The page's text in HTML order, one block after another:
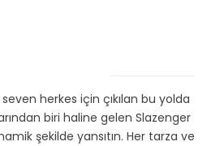
herkes için çıkılan bu yolda
biri haline gelen Slazenger
şekilde yansıtın. Her tarza ve